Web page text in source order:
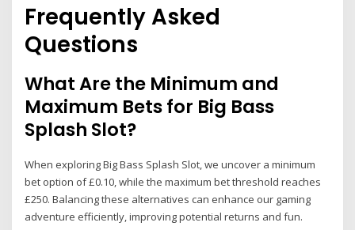
Frequently Asked
Questions
What Are the Minimum and
Maximum Bets for Big Bass
Splash Slot?
When exploring Big Bass Splash Slot, we uncover a minimum
bet option of £0.10, while the maximum bet threshold reaches
£250. Balancing these alternatives can enhance our gaming
adventure efficiently, improving potential returns and fun.